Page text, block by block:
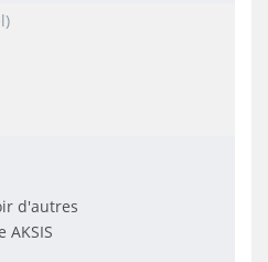
d'autres
AKSIS